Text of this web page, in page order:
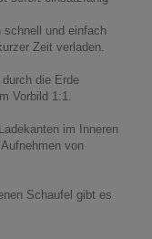
schnell und einfach
Zeit verladen.
die Erde
Vorbild 1:1.
im Inneren
von
Schaufel gibt es